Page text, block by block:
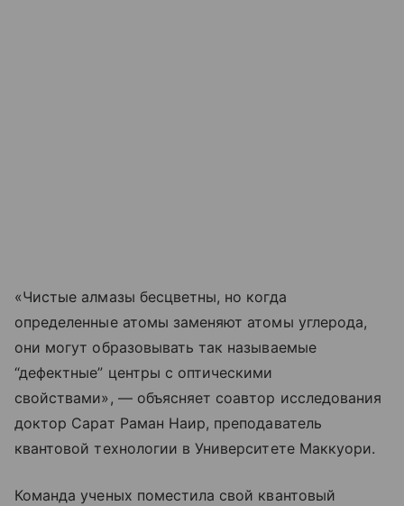
«Чистые алмазы бесцветны, но когда
определенные атомы заменяют атомы углерода,
они могут образовывать так называемые
“дефектные” центры с оптическими
свойствами», — объясняет соавтор исследования
доктор Сарат Раман Наир, преподаватель
квантовой технологии в Университете Маккуори.
Команда ученых поместила свой квантовый